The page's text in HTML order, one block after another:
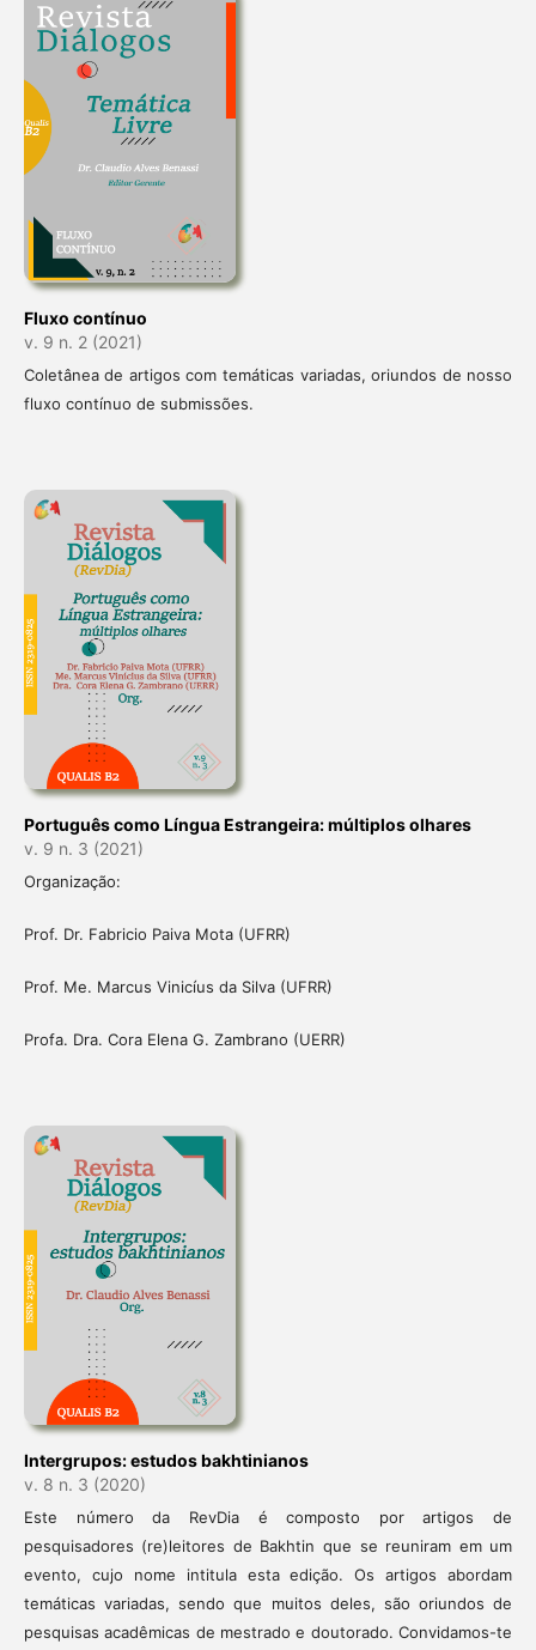
Fluxo contínuo
v. 9 n. 2 (2021)
Coletânea de artigos com temáticas variadas, oriundos de nosso
fluxo contínuo de submissões.
Português como Língua Estrangeira: múltiplos olhares
v. 9 n. 3 (2021)
Organização:
Prof. Dr. Fabricio Paiva Mota (UFRR)
Prof. Me. Marcus Vinicíus da Silva (UFRR)
Profa. Dra. Cora Elena G. Zambrano (UERR)
Intergrupos: estudos bakhtinianos
v. 8 n. 3 (2020)
Este número da RevDia é composto por artigos de
pesquisadores (re)leitores de Bakhtin que se reuniram em um
evento, cujo nome intitula esta edição. Os artigos abordam
temáticas variadas, sendo que muitos deles, são oriundos de
pesquisas acadêmicas de mestrado e doutorado. Convidamos-te